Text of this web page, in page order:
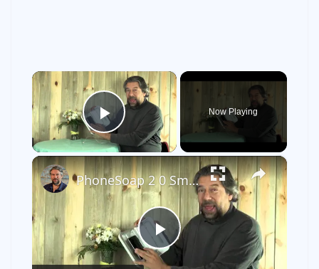
×
Play Video
Now Playing
×
P
PhoneSoap 2 0 Smartphone Cleaner Review